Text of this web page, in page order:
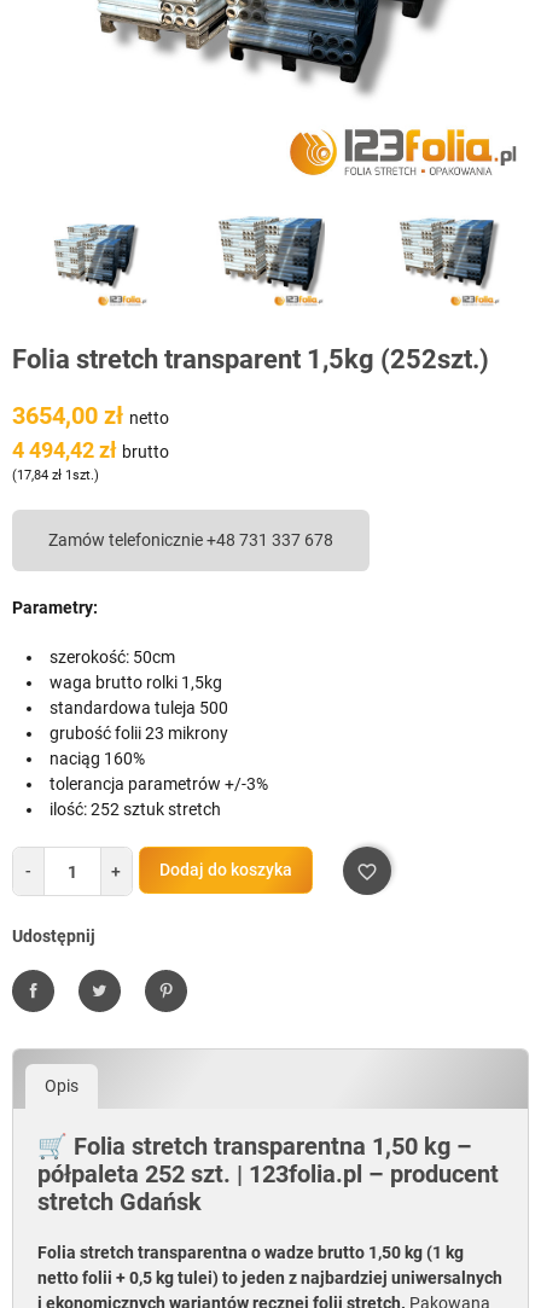
Folia stretch transparent 1,5kg (252szt.)
3654,00 zł netto
4 494,42 zł brutto
(17,84 zł 1szt.)
Zamów telefonicznie +48 731 337 678
Parametry:
szerokość: 50cm
waga brutto rolki 1,5kg
standardowa tuleja 500
grubość folii 23 mikrony
naciąg 160%
tolerancja parametrów +/-3%
ilość: 252 sztuk stretch
- + Dodaj do koszyka favorite_border
Udostępnij
UdostępnijTweetujPinterest
Opis
🛒 Folia stretch transparentna 1,50 kg –
półpaleta 252 szt. | 123folia.pl – producent
stretch Gdańsk
Folia stretch transparentna o wadze brutto 1,50 kg (1 kg
netto folii + 0,5 kg tulei) to jeden z najbardziej uniwersalnych
i ekonomicznych wariantów ręcznej folii stretch. Pakowana